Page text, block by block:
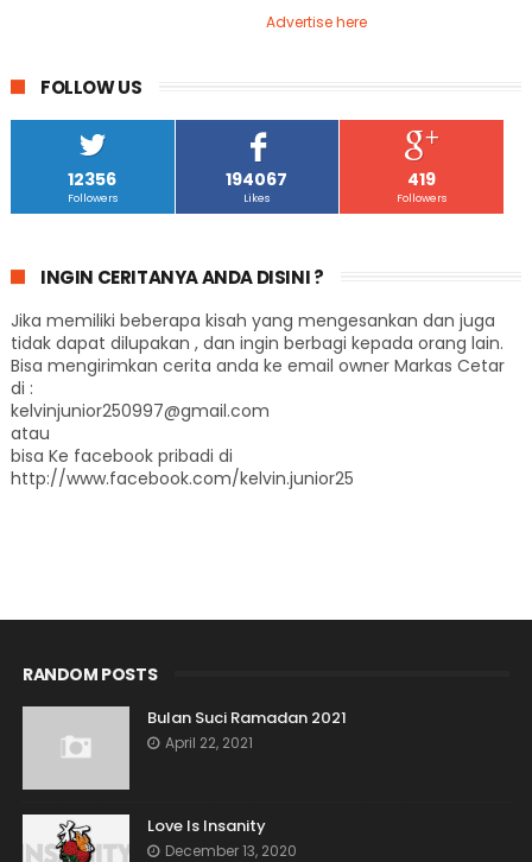
Advertise here
FOLLOW US
12356
Followers
194067
Likes
419
Followers
INGIN CERITANYA ANDA DISINI ?
Jika memiliki beberapa kisah yang mengesankan dan juga
tidak dapat dilupakan , dan ingin berbagi kepada orang lain.
Bisa mengirimkan cerita anda ke email owner Markas Cetar
di :
kelvinjunior250997@gmail.com
atau
bisa Ke facebook pribadi di
http://www.facebook.com/kelvin.junior25
RANDOM POSTS
Bulan Suci Ramadan 2021
April 22, 2021
Love Is Insanity
December 13, 2020